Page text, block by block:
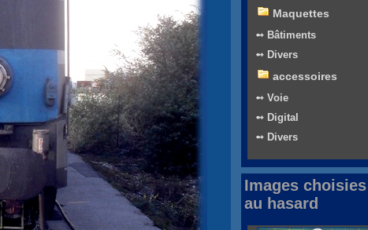
Maquettes
➻ Bâtiments
➻ Divers
accessoires
➻ Voie
➻ Digital
➻ Divers
Images choisies
au hasard